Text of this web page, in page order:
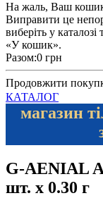
На жаль, Ваш
Виправити це
виберіть у
«У кошик».
Разом:0 грн
Продовжити
КАТАЛОГ
магазин
G-AENIAL
шт. х 0.30 г